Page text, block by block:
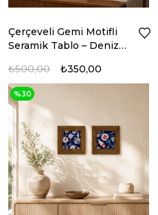
Çerçeveli Gemi Motifli
Seramik Tablo – Deniz
₺350,00
₺500,00
%30